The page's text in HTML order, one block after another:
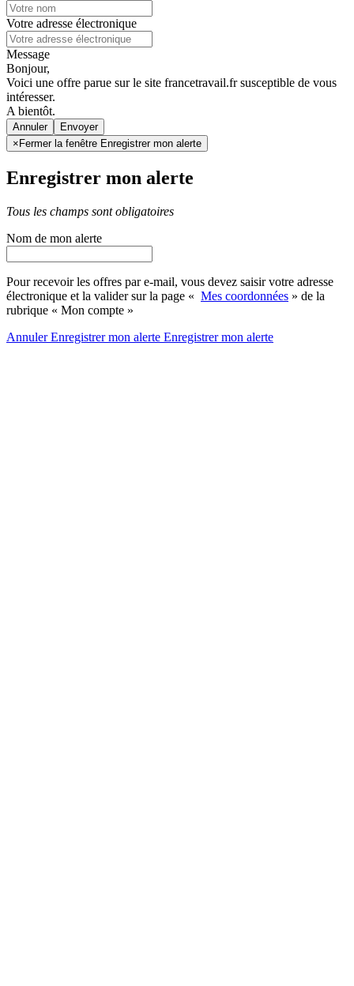
Votre adresse électronique
Message
Bonjour,
Voici une offre parue sur le site francetravail.fr susceptible de vous
intéresser.
A bientôt.
Annuler
× Fermer la fenêtre Enregistrer mon alerte
Enregistrer mon alerte
Tous les champs sont obligatoires
Nom de mon alerte
Pour recevoir les offres par e-mail, vous devez saisir votre adresse
électronique et la valider sur la page « Mes coordonnées » de la
rubrique « Mon compte »
AnnulerEnregistrer mon alerte Enregistrermon alerte